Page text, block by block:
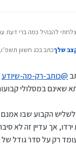
להבהיל כמה ברי דעת
גבוהות זה לא סוד אם
שפויות נצטרך לשלם קנס לא
הנמוכה שקיבלנו
כבר לא נצמיד למדד)
דעתכם בנושא
שלךכתב בכג חשוון תשפ״ו, 10:01
נערך לאחרונה על ידי
@כותב-רק-מה-שיודע
שאינם במסלולי
לשליש הקבוע שבו
ירדו, אך עדיין זה לא